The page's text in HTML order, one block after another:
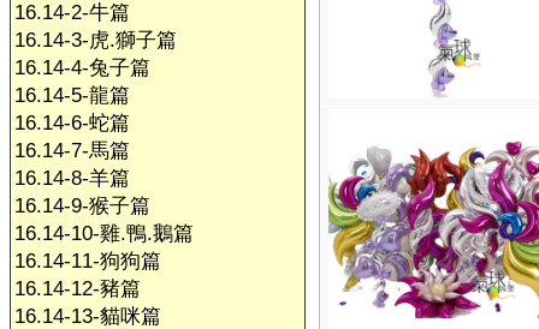
16.14-2-牛篇
16.14-3-虎.獅子篇
16.14-4-兔子篇
16.14-5-龍篇
16.14-6-蛇篇
16.14-7-馬篇
16.14-8-羊篇
16.14-9-猴子篇
16.14-10-雞.鴨.鵝篇
16.14-11-狗狗篇
16.14-12-豬篇
16.14-13-貓咪篇